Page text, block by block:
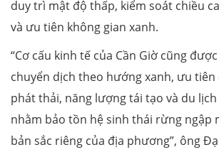
duy trì mật độ thấp, kiểm soát chiều
và ưu tiên không gian xanh.
“Cơ cấu kinh tế của Cần Giờ cũng
chuyển dịch theo hướng xanh, ưu tiên
phát thải, năng lượng tái tạo và du
nhằm bảo tồn hệ sinh thái rừng ngập
bản sắc riêng của địa phương”, ông